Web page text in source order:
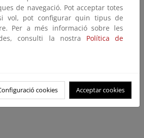
primaria
el sector energético
de navegació. Pot acceptar totes
vol, pot configurar quin tipus de
Per a més informació sobre les
consulti la nostra Política de
cookies Acceptar cookies